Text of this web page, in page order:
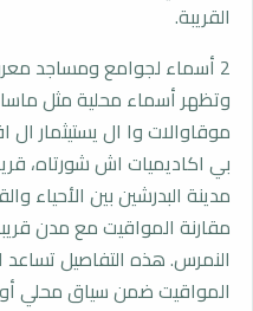
القريبة.
2 أسماء لجوامع ومساجد
وتظهر أسماء محلية مثل
موقاوالات وا ال يستيثمار ال
بي اكاديميات اش شورتاه،
مدينة البدرشين بين الأحياء
مقارنة المواقيت مع مدن
النمرس. هذه التفاصيل تساعد
المواقيت ضمن سياق محلي